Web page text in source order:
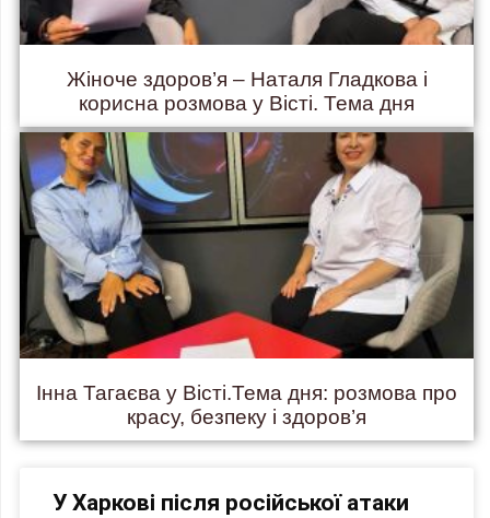
Жіноче здоров’я – Наталя Гладкова і
корисна розмова у Вісті. Тема дня
Інна Тагаєва у Вісті.Тема дня: розмова про
красу, безпеку і здоров’я
У Харкові після російської атаки